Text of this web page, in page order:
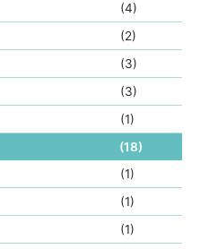
(4)
(2)
(3)
(3)
(1)
(18)
(1)
(1)
(1)